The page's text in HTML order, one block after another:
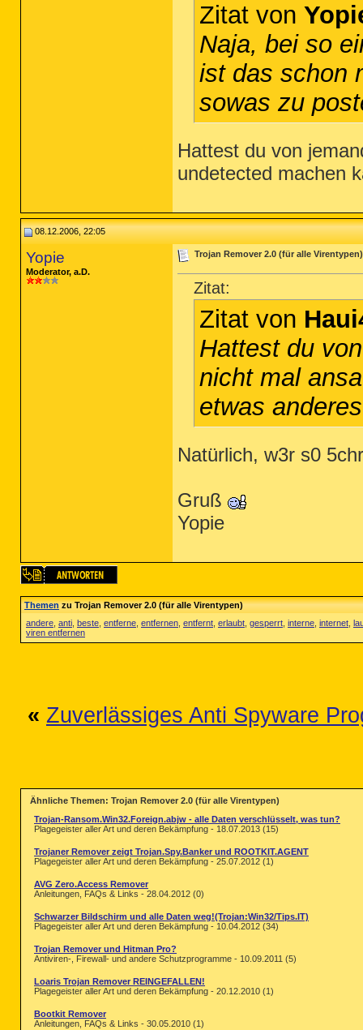
Zitat von
Naja, bei so
ist das schon
sowas zu
Hattest du von
undetected machen
08.12.2006, 22:05
Yopie
Moderator, a.D.
Trojan Remover 2.0 (für alle Virentypen)
Zitat:
Zitat von
Hattest du
nicht mal
etwas
Natürlich, w3r s0
Gruß
Yopie
Themenzu Trojan Remover 2.0 (für alle Virentypen)
andere anti beste entferne entfernen entfernt erlaubt gesperrt interne internet
viren entfernen
« Zuverlässiges Anti Spyware
Ähnliche Themen: Trojan Remover 2.0 (für alle Virentypen)
Trojan-Ransom.Win32.Foreign.abjw - alle Daten verschlüsselt, was tun?
Plagegeister aller Art und deren Bekämpfung - 18.07.2013 (15)
Trojaner Remover zeigt Trojan.Spy.Banker und ROOTKIT.AGENT
Plagegeister aller Art und deren Bekämpfung - 25.07.2012 (1)
AVG Zero.Access Remover
Anleitungen, FAQs & Links - 28.04.2012 (0)
Schwarzer Bildschirm und alle Daten weg!(Trojan:Win32/Tips.IT)
Plagegeister aller Art und deren Bekämpfung - 10.04.2012 (34)
Trojan Remover und Hitman Pro?
Antiviren-, Firewall- und andere Schutzprogramme - 10.09.2011 (5)
Loaris Trojan Remover REINGEFALLEN!
Plagegeister aller Art und deren Bekämpfung - 20.12.2010 (1)
Bootkit Remover
Anleitungen, FAQs & Links - 30.05.2010 (1)